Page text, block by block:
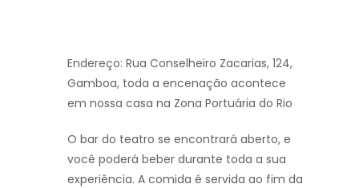
Endereço: Rua Conselheiro Zacarias, 124,
Gamboa, toda a encenação acontece
em nossa casa na Zona Portuária do Rio
O bar do teatro se encontrará aberto, e
você poderá beber durante toda a sua
experiência. A comida é servida ao fim da